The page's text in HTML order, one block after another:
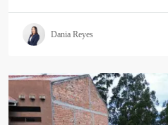
Dania Reyes